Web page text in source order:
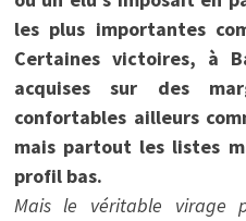
les plus importantes
Certaines victoires, à
acquises sur des
confortables ailleurs
mais partout les listes
profil bas.
Mais le véritable virage